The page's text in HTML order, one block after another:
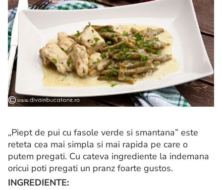
„Piept de pui cu fasole verde si smantana” este
reteta cea mai simpla si mai rapida pe care o
putem pregati. Cu cateva ingrediente la indemana
oricui poti pregati un pranz foarte gustos.
INGREDIENTE: